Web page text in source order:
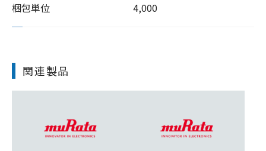
梱包単位 4,000
関連製品